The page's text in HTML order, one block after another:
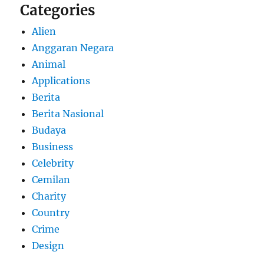
Categories
Alien
Anggaran Negara
Animal
Applications
Berita
Berita Nasional
Budaya
Business
Celebrity
Cemilan
Charity
Country
Crime
Design